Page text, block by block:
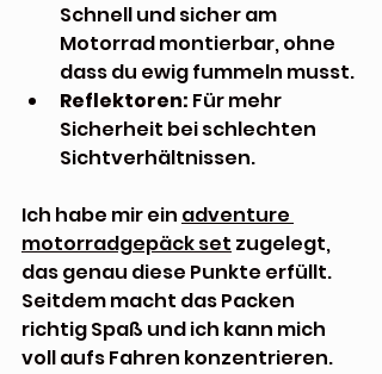
Schnell und sicher am
Motorrad montierbar, ohne
dass du ewig fummeln musst.
Reflektoren: Für mehr
Sicherheit bei schlechten
Sichtverhältnissen.
Ich habe mir ein adventure
motorradgepäck set zugelegt,
das genau diese Punkte erfüllt.
Seitdem macht das Packen
richtig Spaß und ich kann mich
voll aufs Fahren konzentrieren.